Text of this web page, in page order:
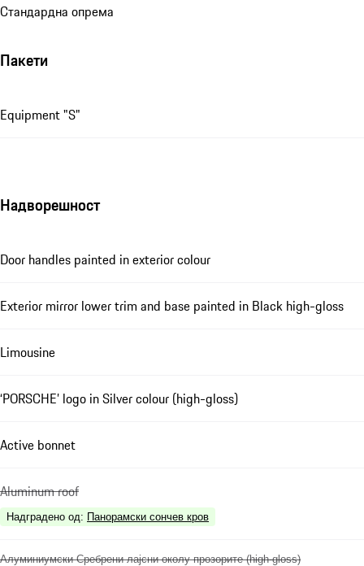
Стандардна опрема
Пакети
Equipment "S"
Надворешност
Door handles painted in exterior colour
Exterior mirror lower trim and base painted in Black high-gloss
Limousine
‘PORSCHE’ logo in Silver colour (high-gloss)
Active bonnet
Aluminum roof
Надградено од: Панорамски сончев кров
Алуминиумски Сребрени лајсни околу прозорите (high-gloss)